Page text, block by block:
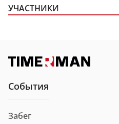
УЧАСТНИКИ
Номер
События
Забег